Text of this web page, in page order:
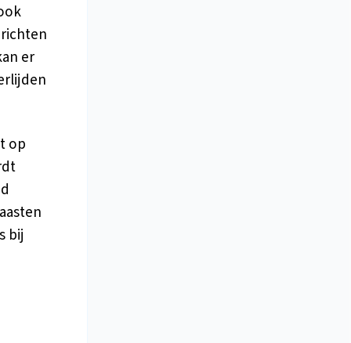
er
op
bij